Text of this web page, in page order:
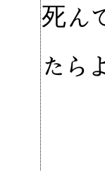
死ん
たら